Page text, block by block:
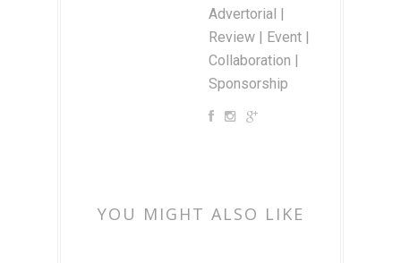
Advertorial |
Review | Event |
Collaboration |
Sponsorship
YOU MIGHT ALSO LIKE